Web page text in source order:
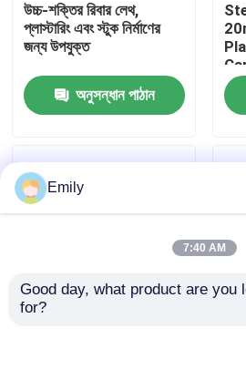
কারখানা পরিদর্শন
গুণমান নিয়ন্ত্রণ
খবর
প্রসারিত ধাতু তারের জাল
উচ্চ-শক্তির রিবার লেথ,
প্লাস্টারিং এবং স্টুক নির্মাণের
জন্য উপযুক্ত
অনুসন্ধান পাঠান
Emily
7:40 AM
Good day, what product are you
for?